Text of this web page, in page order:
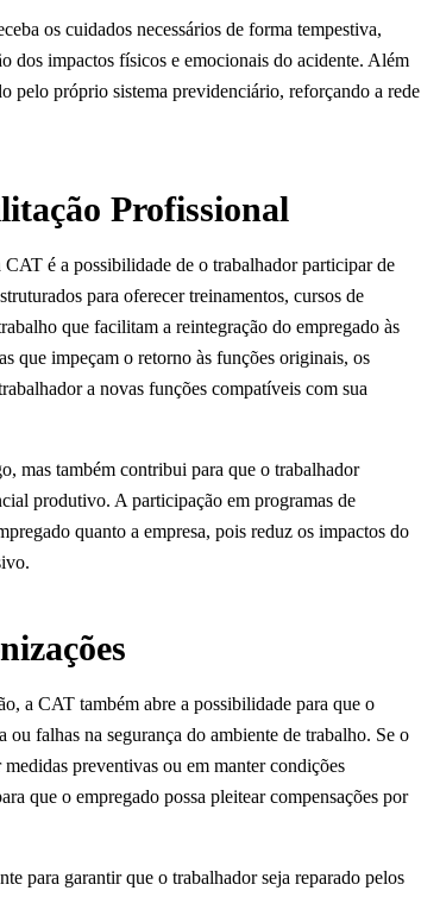
os cuidados necessários de forma tempestiva,
dos impactos físicos e emocionais do acidente. Além
pelo próprio sistema previdenciário, reforçando a rede
Profissional
é a possibilidade de o trabalhador participar de
para oferecer treinamentos, cursos de
que facilitam a reintegração do empregado às
que impeçam o retorno às funções originais, os
a novas funções compatíveis com sua
mas também contribui para que o trabalhador
produtivo. A participação em programas de
quanto a empresa, pois reduz os impactos do
a CAT também abre a possibilidade para que o
falhas na segurança do ambiente de trabalho. Se o
preventivas ou em manter condições
que o empregado possa pleitear compensações por
para garantir que o trabalhador seja reparado pelos